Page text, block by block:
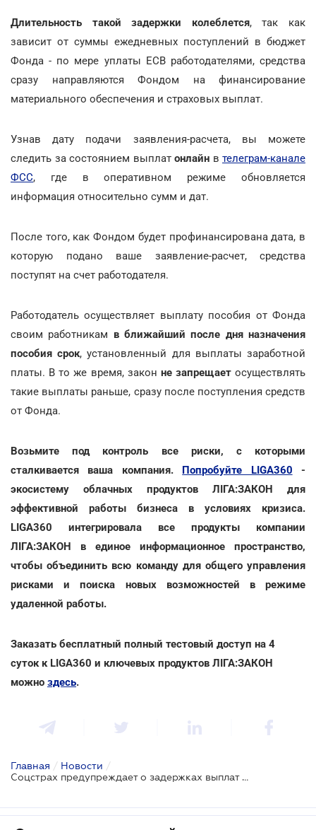
Длительность такой задержки колеблется, так как
зависит от суммы ежедневных поступлений в бюджет
Фонда - по мере уплаты ЕСВ работодателями, средства
сразу направляются Фондом на финансирование
материального обеспечения и страховых выплат.
Узнав дату подачи заявления-расчета, вы можете
следить за состоянием выплат онлайн в телеграм-канале
ФСС, где в оперативном режиме обновляется
информация относительно сумм и дат.
После того, как Фондом будет профинансирована дата, в
которую подано ваше заявление-расчет, средства
поступят на счет работодателя.
Работодатель осуществляет выплату пособия от Фонда
своим работникам в ближайший после дня назначения
пособия срок, установленный для выплаты заработной
платы. В то же время, закон не запрещаетосуществлять
такие выплаты раньше, сразу после поступления средств
от Фонда.
Возьмите под контроль все риски, с которыми
сталкивается ваша компания. Попробуйте LIGA360 -
экосистему облачных продуктов ЛІГА:ЗАКОН для
эффективной работы бизнеса в условиях кризиса.
LIGA360 интегрировала все продукты компании
ЛІГА:ЗАКОН в единое информационное пространство,
чтобы объединить всю команду для общего управления
рисками и поиска новых возможностей в режиме
удаленной работы.
Заказать бесплатный полный тестовый доступ на 4
суток к LIGA360 и ключевых продуктов ЛІГА:ЗАКОН
можно здесь.
Главная / Новости /
Соцстрах предупреждает о задержках выплат больничных